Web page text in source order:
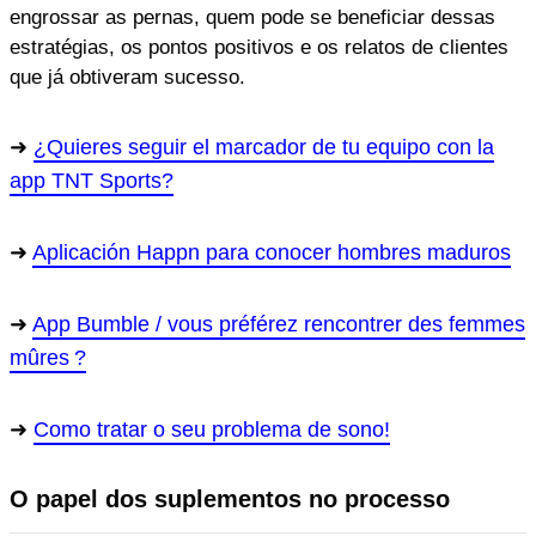
engrossar as pernas, quem pode se beneficiar dessas
estratégias, os pontos positivos e os relatos de clientes
que já obtiveram sucesso.
¿Quieres seguir el marcador de tu equipo con la
app TNT Sports?
Aplicación Happn para conocer hombres maduros
App Bumble / vous préférez rencontrer des femmes
mûres ?
Como tratar o seu problema de sono!
O papel dos suplementos no processo